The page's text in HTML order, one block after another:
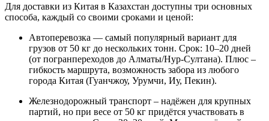
Для доставки из Китая в Казахстан доступны три основных
способа, каждый со своими сроками и ценой:
Автоперевозка — самый популярный вариант для
грузов от 50 кг до нескольких тонн. Срок: 10–20 дней
(от погранпереходов до Алматы/Нур-Султана). Плюс –
гибкость маршрута, возможность забора из любого
города Китая (Гуанчжоу, Урумчи, Иу, Пекин).
Железнодорожный транспорт – надёжен для крупных
партий, но при весе от 50 кг придётся участвовать в